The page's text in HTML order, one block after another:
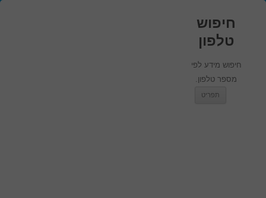
חיפוש
טלפון
חיפוש מידע לפי
מספר טלפון.
תפריט